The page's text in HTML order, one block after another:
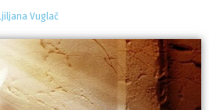
Vuglač